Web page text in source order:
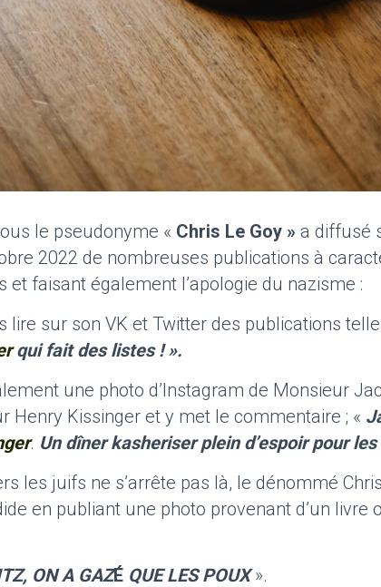
le pseudonyme « Chris Le Goy » a diffusé
2022 de nombreuses publications à
et faisant également l’apologie du nazisme :
lire sur son VK et Twitter des publications
qui fait des listes ! ».
une photo d’Instagram de Monsieur
Henry Kissinger et y met le commentaire ; «
. Un dîner kasheriser plein d’espoir pour les
les juifs ne s’arrête pas là, le dénommé
en publiant une photo provenant d’un livre
ON A GAZÉ QUE LES POUX».